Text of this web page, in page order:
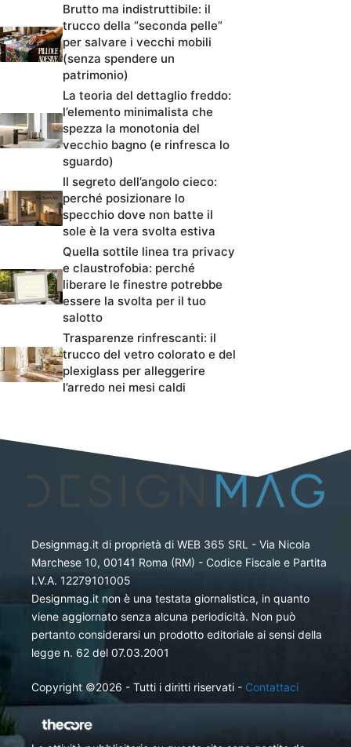
Brutto ma indistruttibile: il
trucco della “seconda pelle”
per salvare i vecchi mobili
(senza spendere un
patrimonio)
La teoria del dettaglio freddo:
l’elemento minimalista che
spezza la monotonia del
vecchio bagno (e rinfresca lo
sguardo)
Il segreto dell’angolo cieco:
perché posizionare lo
specchio dove non batte il
sole è la vera svolta estiva
Quella sottile linea tra privacy
e claustrofobia: perché
liberare le finestre potrebbe
essere la svolta per il tuo
salotto
Trasparenze rinfrescanti: il
trucco del vetro colorato e del
plexiglass per alleggerire
l’arredo nei mesi caldi
Designmag.it di proprietà di WEB 365 SRL - Via Nicola
Marchese 10, 00141 Roma (RM) - Codice Fiscale e Partita
I.V.A. 12279101005
Designmag.it non è una testata giornalistica, in quanto
viene aggiornato senza alcuna periodicità. Non può
pertanto considerarsi un prodotto editoriale ai sensi della
legge n. 62 del 07.03.2001
Copyright ©2026 - Tutti i diritti riservati - Contattaci